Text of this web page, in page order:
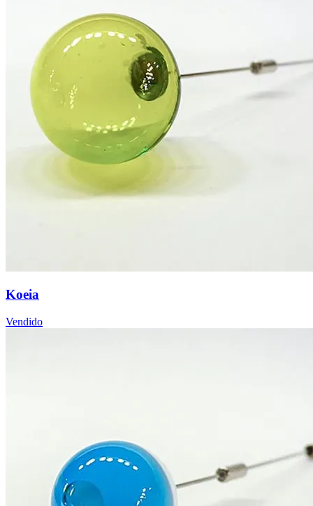
Koeia
Vendido